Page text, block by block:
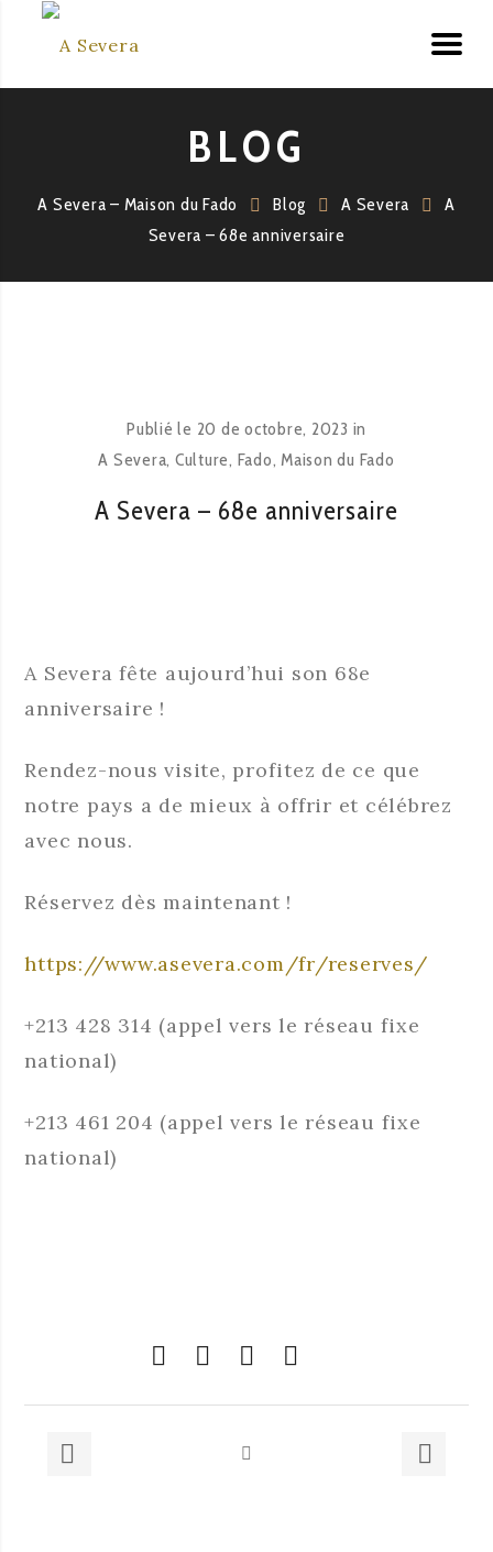
BLOG
A Severa – Maison du Fado Blog A Severa
A
Severa – 68e anniversaire
Publié le 20 de octobre, 2023 in
A Severa, Culture, Fado,Maison du Fado
A Severa – 68e anniversaire
A Severa fête aujourd’hui son 68e
anniversaire !
Rendez-nous visite, profitez de ce que
notre pays a de mieux à offrir et célébrez
avec nous.
Réservez dès maintenant !
https://www.asevera.com/fr/reserves/
+213 428 314 (appel vers le réseau fixe
national)
+213 461 204 (appel vers le réseau fixe
national)